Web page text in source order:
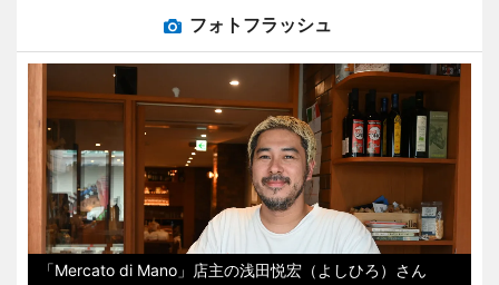
フォトフラッシュ
「Mercato di Mano」店主の浅田悦宏（よしひろ）さん